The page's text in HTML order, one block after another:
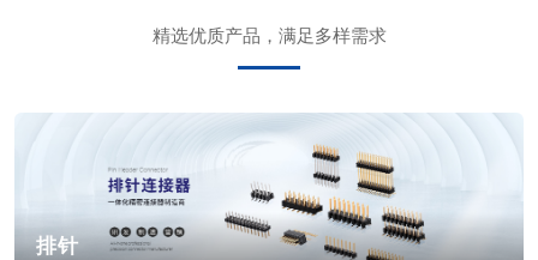
精选优质产品，满足多样需求
排针